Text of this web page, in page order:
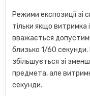
Режими експозиції зі
тільки якщо
вважається
близько 1/60
збільшується зі
предмета, але
секунди.